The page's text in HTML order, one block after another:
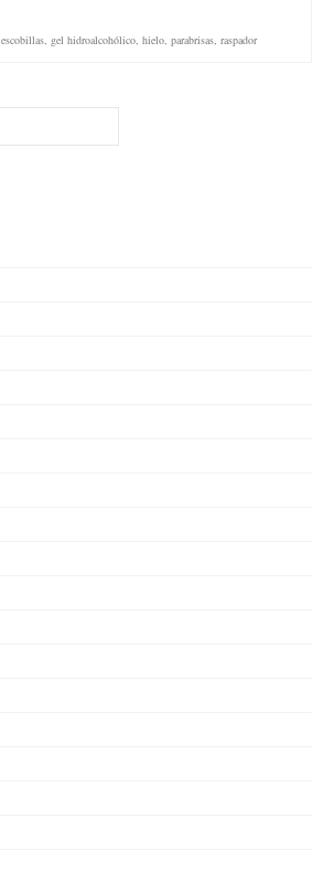
escobillas, gel hidroalcohólico, hielo, parabrisas, raspador